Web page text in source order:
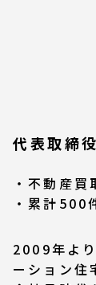
代表取締役
不動産買
累計500
2009年よ
ーション住